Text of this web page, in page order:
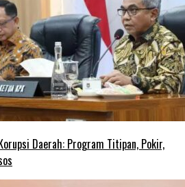
Daerah: Program Titipan, Pokir,